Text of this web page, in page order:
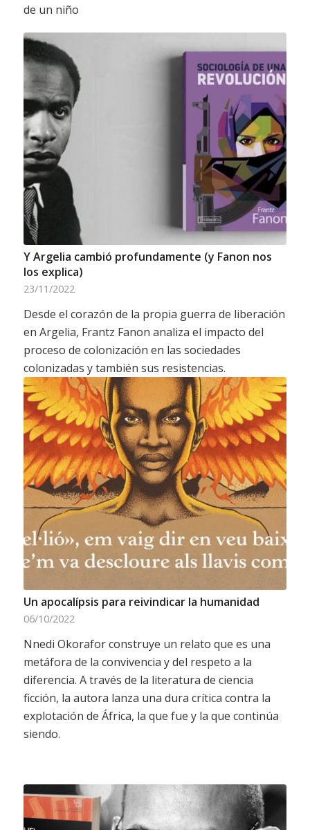
de un niño
Y Argelia cambió profundamente (y Fanon nos
los explica)
23/11/2022
Desde el corazón de la propia guerra de liberación
en Argelia, Frantz Fanon analiza el impacto del
proceso de colonización en las sociedades
colonizadas y también sus resistencias.
Un apocalípsis para reivindicar la humanidad
06/10/2022
Nnedi Okorafor construye un relato que es una
metáfora de la convivencia y del respeto a la
diferencia. A través de la literatura de ciencia
ficción, la autora lanza una dura crítica contra la
explotación de África, la que fue y la que continúa
siendo.